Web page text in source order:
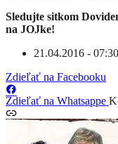
Sledujte sitkom
na JOJke!
21.04.2016 - 07:30
Zdieľať na Facebooku
Zdieľať na Whatsappe